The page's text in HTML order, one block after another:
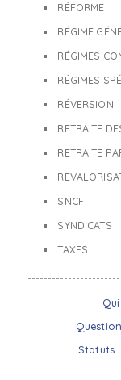
RÉFORME
RÉGIME
RÉGIMES
RÉGIMES
RÉVERSION
RETRAITE
RETRAITE
SNCF
SYNDICATS
TAXES
Statuts